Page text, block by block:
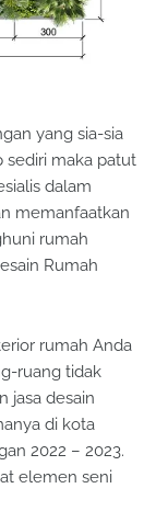
yang sia-sia
maka patut
dalam
memanfaatkan
rumah
Rumah
rumah Anda
ruang tidak
jasa desain
di kota
2022 – 2023.
elemen seni